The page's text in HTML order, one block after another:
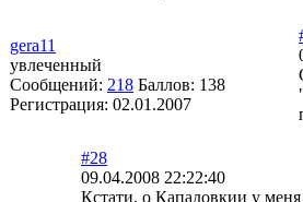
gera11
увлеченный
Сообщений: 218 Баллов: 138
Регистрация: 02.01.2007
#28
09.04.2008 22:22:40
Кстати, о Кападовкии у меня